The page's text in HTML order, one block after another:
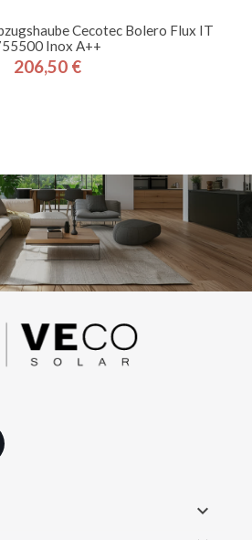
Cecotec Bolero Flux IT
Inox A++
Preis
206,50 €
